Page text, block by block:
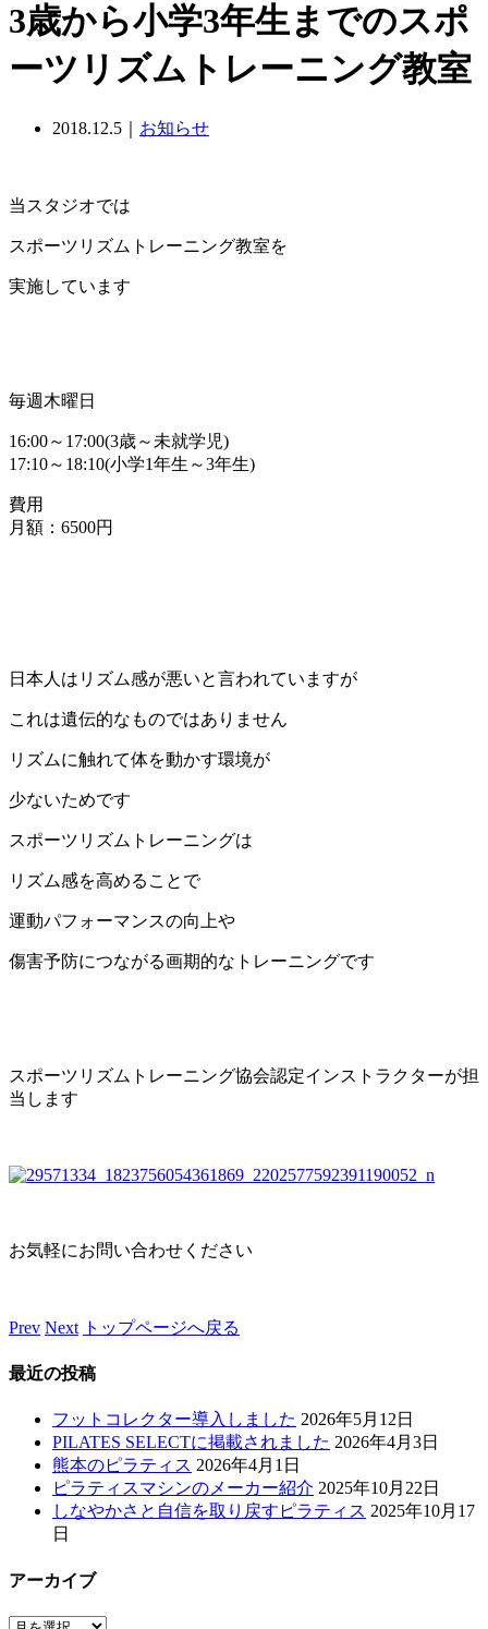
3歳から小学3年生までのスポ
ーツリズムトレーニング教室
2018.12.5｜ お知らせ
当スタジオでは
スポーツリズムトレーニング教室を
実施しています
毎週木曜日
16:00～17:00(3歳～未就学児)
17:10～18:10(小学1年生～3年生)
費用
月額：6500円
日本人はリズム感が悪いと言われていますが
これは遺伝的なものではありません
リズムに触れて体を動かす環境が
少ないためです
スポーツリズムトレーニングは
リズム感を高めることで
運動パフォーマンスの向上や
傷害予防につながる画期的なトレーニングです
スポーツリズムトレーニング協会認定インストラクターが担
当します
お気軽にお問い合わせください
Prev Next トップページへ戻る
最近の投稿
フットコレクター導入しました 2026年5月12日
PILATES SELECTに掲載されました 2026年4月3日
熊本のピラティス 2026年4月1日
ピラティスマシンのメーカー紹介 2025年10月22日
しなやかさと自信を取り戻すピラティス 2025年10月17
日
アーカイブ
ア